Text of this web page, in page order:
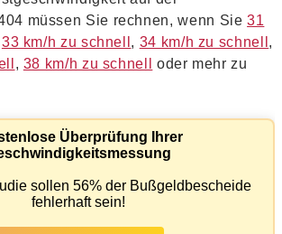
müssen Sie rechnen, wenn Sie31
33 km/h zu schnell , 34 km/h zu schnell ,
, 38 km/h zu schnell
oder mehr zu
Überprüfung Ihrer
sollen 56% der Bußgeldbescheide
fehlerhaft sein!